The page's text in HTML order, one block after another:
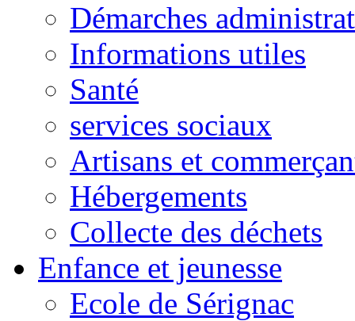
Démarches
Informations utiles
Santé
services sociaux
Artisans et
Hébergements
Collecte des déchets
Enfance et jeunesse
Ecole de Sérignac